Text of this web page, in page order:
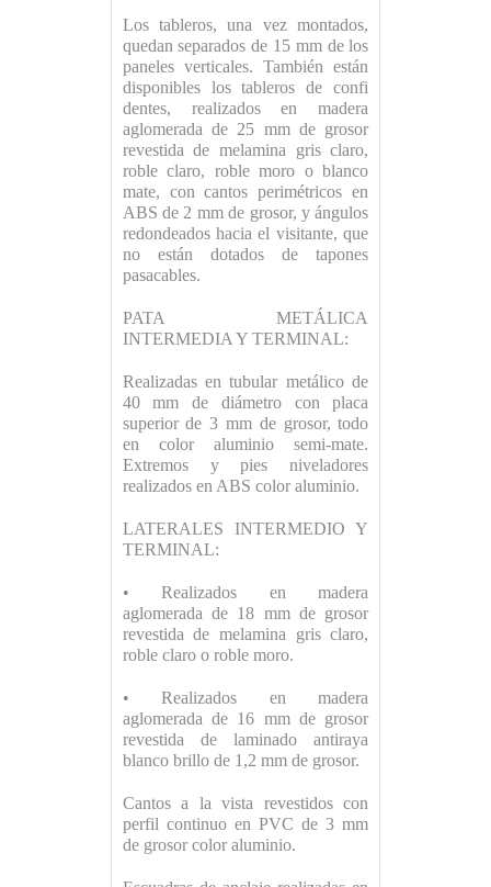
Los tableros, una vez montados,
quedan separados de 15 mm de los
paneles verticales. También están
disponibles los tableros de confi
dentes, realizados en madera
aglomerada de 25 mm de grosor
revestida de melamina gris claro,
roble claro, roble moro o blanco
mate, con cantos perimétricos en
ABS de 2 mm de grosor, y ángulos
redondeados hacia el visitante, que
no están dotados de tapones
pasacables.
PATA METÁLICA
INTERMEDIA Y TERMINAL:
Realizadas en tubular metálico de
40 mm de diámetro con placa
superior de 3 mm de grosor, todo
en color aluminio semi-mate.
Extremos y pies niveladores
realizados en ABS color aluminio.
LATERALES INTERMEDIO Y
TERMINAL:
• Realizados en madera
aglomerada de 18 mm de grosor
revestida de melamina gris claro,
roble claro o roble moro.
• Realizados en madera
aglomerada de 16 mm de grosor
revestida de laminado antiraya
blanco brillo de 1,2 mm de grosor.
Cantos a la vista revestidos con
perfil continuo en PVC de 3 mm
de grosor color aluminio.